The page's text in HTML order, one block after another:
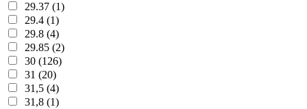
29.37 (1)
29.4 (1)
29.8 (4)
29.85 (2)
30 (126)
31 (20)
31,5 (4)
31,8 (1)